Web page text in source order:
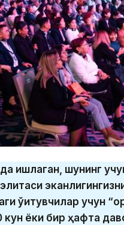
ишлаган, шунинг
ўқитувчилар учун
кун ёки бир ҳафта